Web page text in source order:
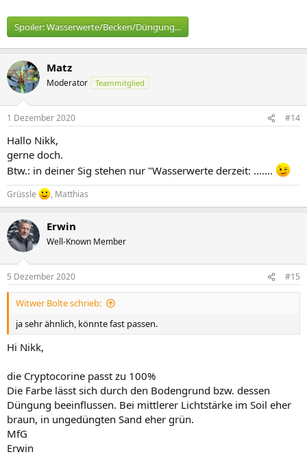
Spoiler:Wasserwerte/Becken/Düngung...
Matz
Moderator Teammitglied
1 Dezember 2020 #14
Hallo Nikk,
gerne doch.
Btw.: in deiner Sig stehen nur "Wasserwerte derzeit: .......
Grüssle , Matthias
Erwin
Well-Known Member
5 Dezember 2020 #15
Witwer Bolte schrieb:
ja sehr ähnlich, könnte fast passen.
Hi Nikk,
die Cryptocorine passt zu 100%
Die Farbe lässt sich durch den Bodengrund bzw. dessen
Düngung beeinflussen. Bei mittlerer Lichtstärke im Soil eher
braun, in ungedüngten Sand eher grün.
MfG
Erwin